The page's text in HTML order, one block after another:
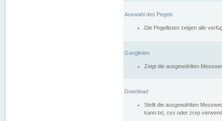
Auswahl des Pegels
Die Pegellisten zeigen alle
Ganglinien
Zeigt die ausgewählten
Download
Stellt die ausgewählten
kann txt, csv oder zrxp